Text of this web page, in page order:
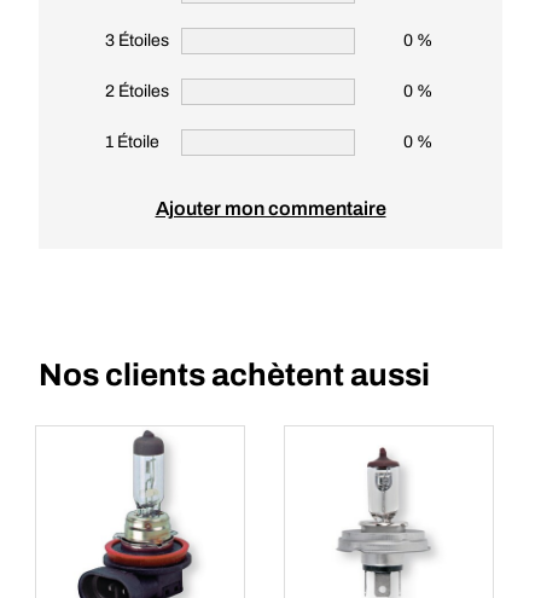
3 Étoiles 0 %
2 Étoiles 0 %
1 Étoile 0 %
Ajouter mon commentaire
Nos clients achètent aussi